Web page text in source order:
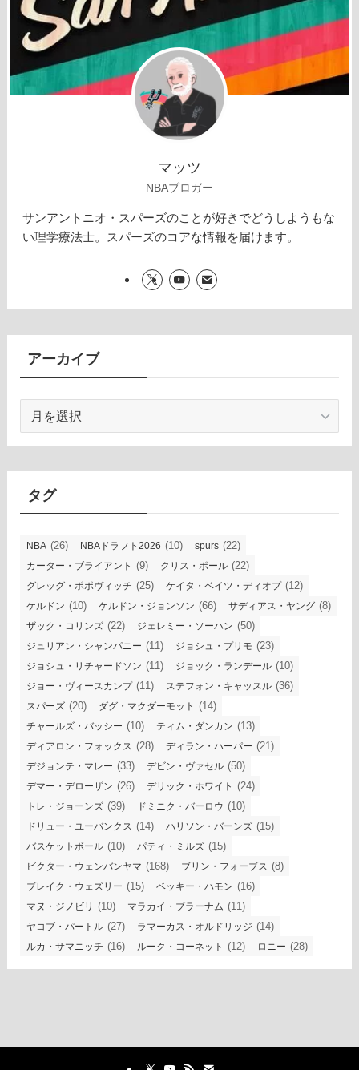
マッツ
NBAブロガー
サンアントニオ・スパーズのことが好きでどうしようもな
い理学療法士。スパーズのコアな情報を届けます。
アーカイブ
カ
イ
タグ
NBA (26) NBAドラフト2026 (10) spurs (22)
カーター・ブライアント (9) クリス・ポール (22)
グレッグ・ポポヴィッチ (25) ケイタ・ベイツ・ディオプ(12)
ケルドン (10) ケルドン・ジョンソン (66) サディアス・ヤング (8)
ザック・コリンズ (22) ジェレミー・ソーハン (50)
ジュリアン・シャンパニー (11) ジョシュ・プリモ (23)
ジョシュ・リチャードソン (11) ジョック・ランデール (10)
ジョー・ヴィースカンプ(11) ステフォン・キャッスル (36)
スパーズ (20) ダグ・マクダーモット (14)
チャールズ・バッシー (10) ティム・ダンカン (13)
ディアロン・フォックス (28) ディラン・ハーパー (21)
デジョンテ・マレー (33) デビン・ヴァセル (50)
デマー・デローザン (26) デリック・ホワイト (24)
トレ・ジョーンズ (39) ドミニク・バーロウ (10)
ドリュー・ユーバンクス (14) ハリソン・バーンズ (15)
バスケットボール (10) パティ・ミルズ (15)
ビクター・ウェンバンヤマ (168) ブリン・フォーブス (8)
ブレイク・ウェズリー (15) ベッキー・ハモン (16)
マヌ・ジノビリ (10) マラカイ・ブラーナム (11)
ヤコブ・パートル (27) ラマーカス・オルドリッジ (14)
ルカ・サマニッチ (16) ルーク・コーネット (12) ロニー (28)